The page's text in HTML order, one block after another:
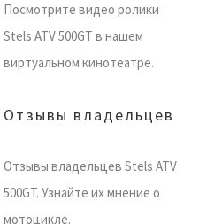
Посмотрите видео ролики
Stels ATV 500GT в нашем
виртуальном кинотеатре.
Отзывы владельцев
Отзывы владельцев Stels ATV
500GT. Узнайте их мнение о
мотоцикле.